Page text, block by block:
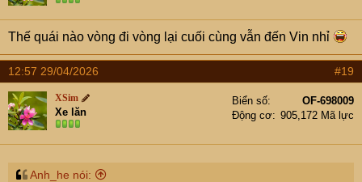
Thế quái nào vòng đi vòng lại cuối cùng vẫn đến Vin nhỉ
12:57 29/04/2026 #19
XSim
Xe lăn
Biển số
OF-698009
Động cơ
905,172 Mã lực
Anh_he nói: